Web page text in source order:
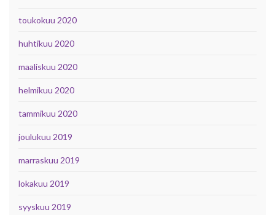
toukokuu 2020
huhtikuu 2020
maaliskuu 2020
helmikuu 2020
tammikuu 2020
joulukuu 2019
marraskuu 2019
lokakuu 2019
syyskuu 2019